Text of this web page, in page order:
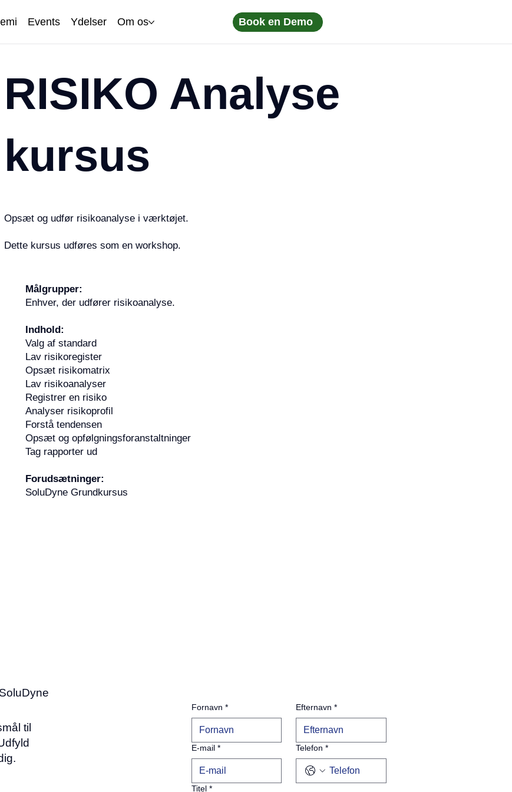
Events Ydelser Om os Book en Demo
RISIKO Analyse
kursus
Opsæt og udfør risikoanalyse i værktøjet.
Dette kursus udføres som en workshop.
Målgrupper:
Enhver, der udfører risikoanalyse.
Indhold:
Valg af standard
Lav risikoregister
Opsæt risikomatrix
Lav risikoanalyser
Registrer en risiko
Analyser risikoprofil
Forstå tendensen
Opsæt og opfølgningsforanstaltninger
Tag rapporter ud
Forudsætninger:
SoluDyne Grundkursus
Fornavn * Efternavn *
E-mail * Telefon *
Titel *
til